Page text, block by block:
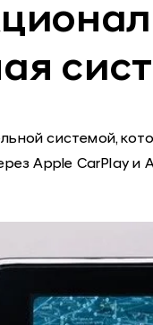
системой,
Apple CarPlay